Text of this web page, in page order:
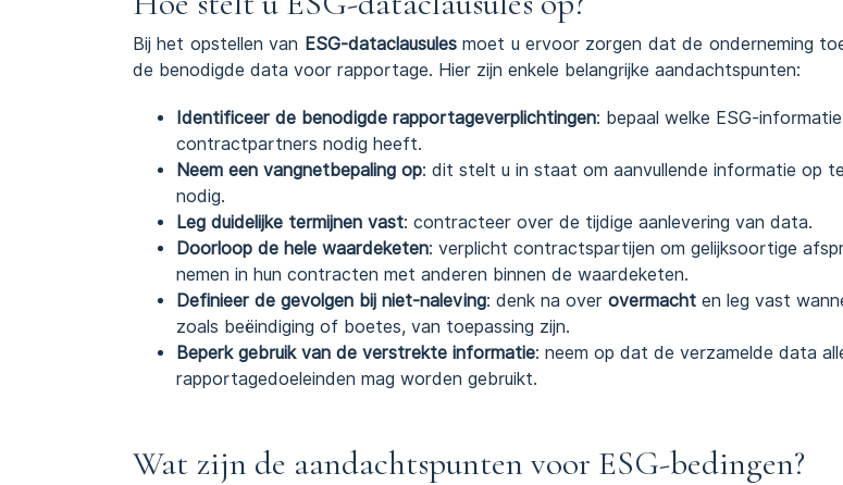
Bij het opstellen van ESG-dataclausulesmoet u ervoor zorgen dat de onderneming
de benodigde data voor rapportage. Hier zijn enkele belangrijke aandachtspunten:
Identificeer de benodigde rapportageverplichtingen: bepaal welke ESG-
contractpartners nodig heeft.
Neem een vangnetbepaling op: dit stelt u in staat om aanvullende informatie op
nodig.
Leg duidelijke termijnen vast: contracteer over de tijdige aanlevering van data.
Doorloop de hele waardeketen: verplicht contractspartijen om gelijksoortige
nemen in hun contracten met anderen binnen de waardeketen.
Definieer de gevolgen bij niet-naleving: denk na over overmacht en leg vast
zoals beëindiging of boetes, van toepassing zijn.
Beperk gebruik van de verstrekte informatie: neem op dat de verzamelde data
rapportagedoeleinden mag worden gebruikt.
Wat zijn de aandachtspunten voor ESG-bedingen?